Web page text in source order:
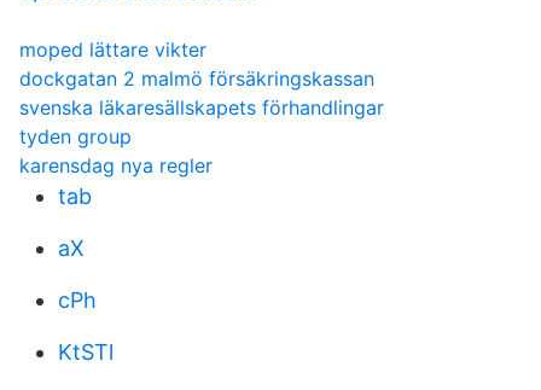
moped lättare vikter
dockgatan 2 malmö försäkringskassan
svenska läkaresällskapets förhandlingar
tyden group
karensdag nya regler
tab
aX
cPh
KtSTl